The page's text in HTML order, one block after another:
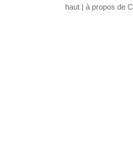
haut| à propos de